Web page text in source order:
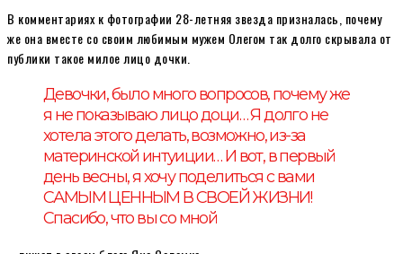
В комментариях к фотографии 28-летняя звезда призналась, почему
же она вместе со своим любимым мужем Олегом так долго скрывала от
публики такое милое лицо дочки.
Девочки, было много вопросов, почему же
я не показываю лицо доци… Я долго не
хотела этого делать, возможно, из-за
материнской интуиции… И вот, в первый
день весны, я хочу поделиться с вами
САМЫМ ЦЕННЫМ В СВОЕЙ ЖИЗНИ!
Спасибо, что вы со мной